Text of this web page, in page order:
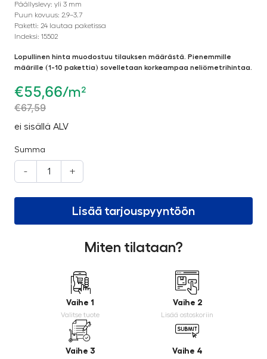
Päällyslevy: yli 3 mm
Puun kovuus: 2.9–3.7
Paketti: 24 lautaa paketissa
Indeksi: 15502
Lopullinen hinta muodostuu tilauksen määrästä. Pienemmille
määrille (1-10 pakettia) sovelletaan korkeampaa neliömetrihintaa.
€55,66/m²
€67,59
ei sisällä ALV
Summa
- +
Lisää tarjouspyyntöön
Miten tilataan?
Vaihe 1
Valitse tuote
Vaihe 2
Lisää ostoskoriin
Vaihe 3 Vaihe 4